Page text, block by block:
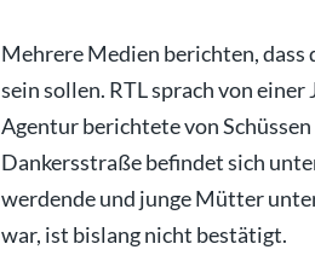
Mehrere Medien berichten, dass
sein sollen. RTL sprach von
Agentur berichtete von
Dankersstraße befindet sich
werdende und junge Mütter
war, ist bislang nicht bestätigt.